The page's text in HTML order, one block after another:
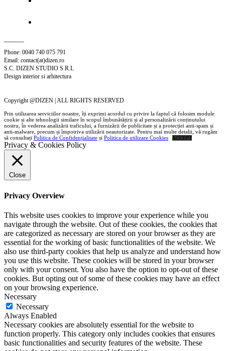
Phone: 0040 740 075 791
Email: contact(at)dizen.ro
S.C. DIZEN STUDIO S.R.L
Design interior si arhitectura
Copyright @DIZEN | ALL RIGHTS RESERVED
Prin utilizarea serviciilor noastre, îți exprimi acordul cu privire la faptul că folosim module
cookie și alte tehnologii similare în scopul îmbunătățirii și al personalizării conținutului
nostru, în vederea analizării traficului, a furnizării de publicitate și a protecției anti-spam și
anti-malware, precum și împotriva utilizării neautorizate. Pentru mai multe detalii, vă rugăm
să consultați Politica de Confidențialitate și Politica de utilizare Cookies ACCEPT
Privacy & Cookies Policy
Close
Privacy Overview
This website uses cookies to improve your experience while you
navigate through the website. Out of these cookies, the cookies that
are categorized as necessary are stored on your browser as they are
essential for the working of basic functionalities of the website. We
also use third-party cookies that help us analyze and understand how
you use this website. These cookies will be stored in your browser
only with your consent. You also have the option to opt-out of these
cookies. But opting out of some of these cookies may have an effect
on your browsing experience.
Necessary
Necessary
Always Enabled
Necessary cookies are absolutely essential for the website to
function properly. This category only includes cookies that ensures
basic functionalities and security features of the website. These